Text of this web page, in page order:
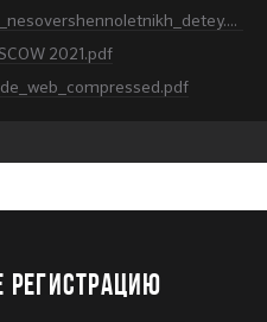
2021.pdf
РЕГИСТРАЦИЮ